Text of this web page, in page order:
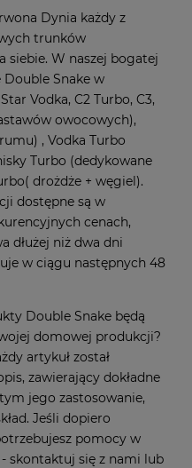
Dynia każdy z
trunków
siebie. W naszej bogatej
Snake w
Vodka, C2 Turbo, C3,
owocowych),
, Vodka Turbo
Turbo (dedykowane
drożdże + węgiel).
dostępne są w
cenach,
dłużej niż dwa dni
w ciągu następnych 48
Double Snake będą
domowej produkcji?
artykuł został
zawierający dokładne
jego zastosowanie,
Jeśli dopiero
pomocy w
skontaktuj się z nami lub